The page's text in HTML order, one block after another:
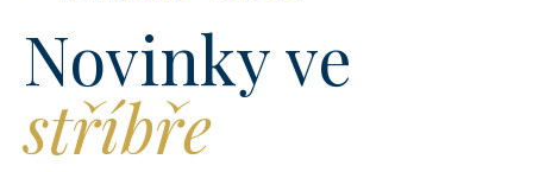
Novinky ve
stříbře